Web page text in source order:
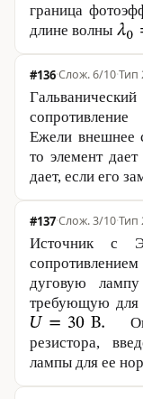
граница
длине волны
#136· 6/10·Тип
сопротивление
Ежели внешнее
то элемент дает
дает, если его
#137· 3/10·Тип
Источник с
дуговую
требующую для
резистора,
лампы для ее